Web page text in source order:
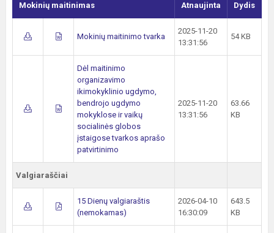
Mokinių maitinimas Atnaujinta Dydis
Mokinių maitinimo tvarka
2025-11-20
13:31:56
54 KB
Dėl maitinimo
organizavimo
ikimokyklinio ugdymo,
bendrojo ugdymo
mokyklose ir vaikų
socialinės globos
įstaigose tvarkos aprašo
patvirtinimo
2025-11-20
13:31:56
63.66
KB
Valgiaraščiai
15 Dienų valgiaraštis
(nemokamas)
2026-04-10
16:30:09
643.5
KB